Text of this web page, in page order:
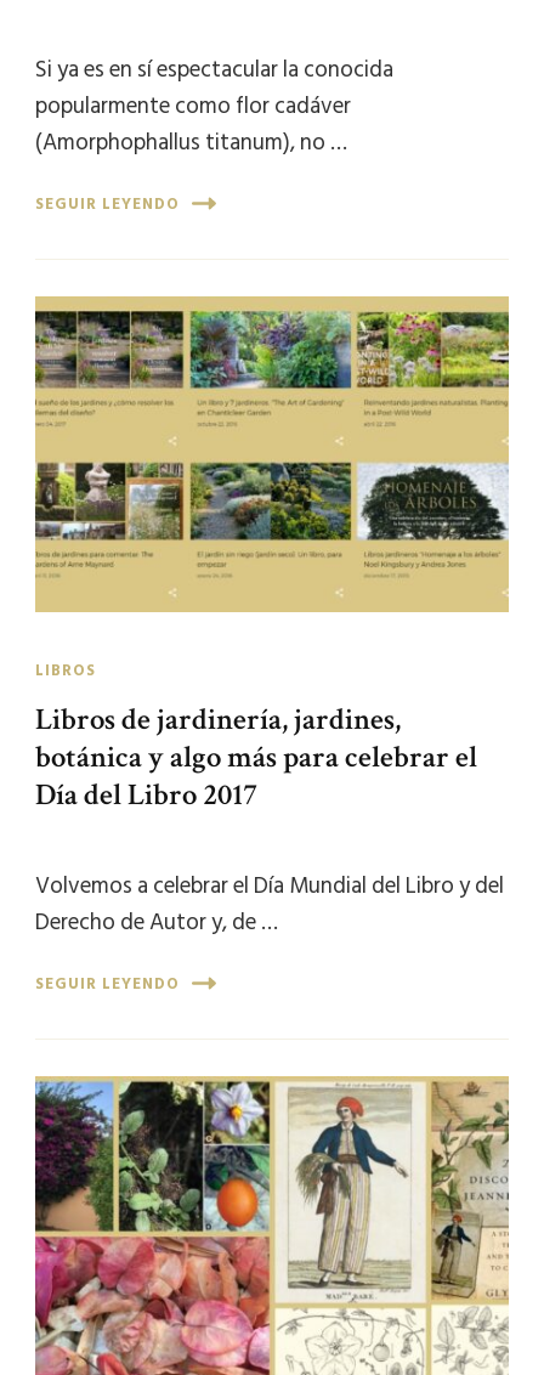
Si ya es en sí espectacular la conocida
popularmente como flor cadáver
(Amorphophallus titanum), no …
SEGUIR LEYENDO
LIBROS
Libros de jardinería, jardines,
botánica y algo más para celebrar el
Día del Libro 2017
Volvemos a celebrar el Día Mundial del Libro y del
Derecho de Autor y, de …
SEGUIR LEYENDO